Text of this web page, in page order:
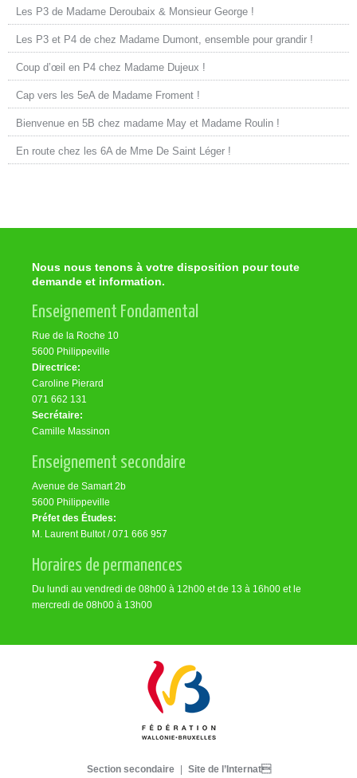
Les P3 de Madame Deroubaix & Monsieur George !
Les P3 et P4 de chez Madame Dumont, ensemble pour grandir !
Coup d’œil en P4 chez Madame Dujeux !
Cap vers les 5eA de Madame Froment !
Bienvenue en 5B chez madame May et Madame Roulin !
En route chez les 6A de Mme De Saint Léger !
Nous nous tenons à votre disposition pour toute
demande et information.
Enseignement Fondamental
Rue de la Roche 10
5600 Philippeville
Directrice:
Caroline Pierard
071 662 131
Secrétaire:
Camille Massinon
Enseignement secondaire
Avenue de Samart 2b
5600 Philippeville
Préfet des Études:
M. Laurent Bultot / 071 666 957
Horaires de permanences
Du lundi au vendredi de 08h00 à 12h00 et de 13 à 16h00 et le
mercredi de 08h00 à 13h00
Section secondaire | Site de l’Internat